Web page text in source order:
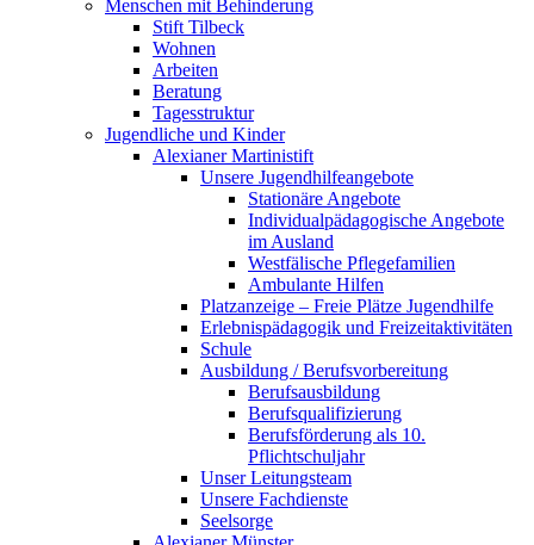
Menschen mit Behinderung
Stift Tilbeck
Wohnen
Arbeiten
Beratung
Tagesstruktur
Jugendliche und Kinder
Alexianer Martinistift
Unsere Jugendhilfeangebote
Stationäre Angebote
Individualpädagogische Angebote
im Ausland
Westfälische Pflegefamilien
Ambulante Hilfen
Platzanzeige – Freie Plätze Jugendhilfe
Erlebnispädagogik und Freizeitaktivitäten
Schule
Ausbildung / Berufsvorbereitung
Berufsausbildung
Berufsqualifizierung
Berufsförderung als 10.
Pflichtschuljahr
Unser Leitungsteam
Unsere Fachdienste
Seelsorge